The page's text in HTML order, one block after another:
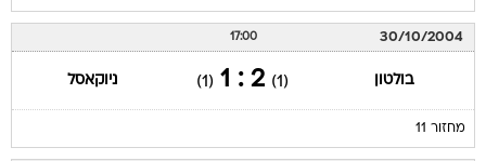
30/10/2004
17:00
בולטון (1)
2 : 1
(1) ניוקאסל
מחזור 11